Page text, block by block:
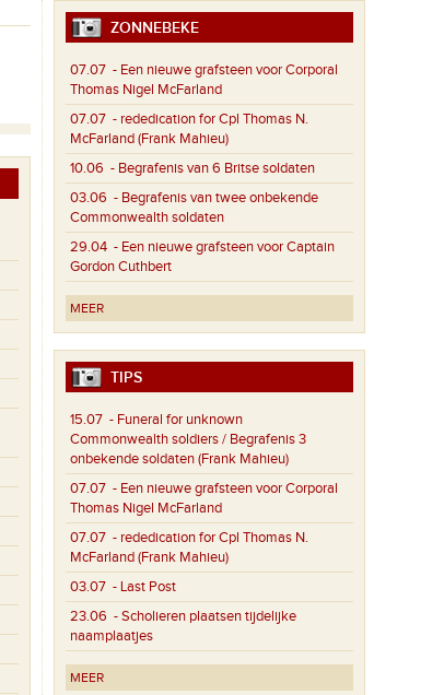
ZONNEBEKE
07.07 - Een nieuwe grafsteen voor Corporal
Thomas Nigel McFarland
07.07 - rededication for Cpl Thomas N.
McFarland (Frank Mahieu)
10.06 - Begrafenis van 6 Britse soldaten
03.06 - Begrafenis van twee onbekende
Commonwealth soldaten
29.04 - Een nieuwe grafsteen voor Captain
Gordon Cuthbert
MEER
TIPS
15.07 - Funeral for unknown
Commonwealth soldiers / Begrafenis 3
onbekende soldaten (Frank Mahieu)
07.07 - Een nieuwe grafsteen voor Corporal
Thomas Nigel McFarland
07.07 - rededication for Cpl Thomas N.
McFarland (Frank Mahieu)
03.07 - Last Post
23.06 - Scholieren plaatsen tijdelijke
naamplaatjes
MEER